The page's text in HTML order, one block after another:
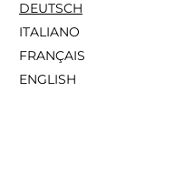
DEUTSCH
ITALIANO
FRANÇAIS
ENGLISH